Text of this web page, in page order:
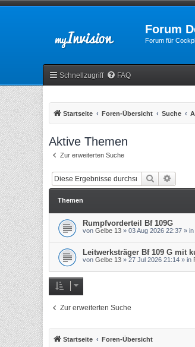
Forum
Forum für
Schnellzugriff FAQ
Startseite Foren-Übersicht Suche
Aktive Themen
Zur erweiterten Suche
Suche
Themen
Rumpfvorderteil Bf 109G
von Gelbe 13 » 03 Aug 2026 22:37 » in
Leitwerksträger Bf 109 G mit
von Gelbe 13 » 27 Jul 2026 21:14 » in
Zur erweiterten Suche
Startseite Foren-Übersicht